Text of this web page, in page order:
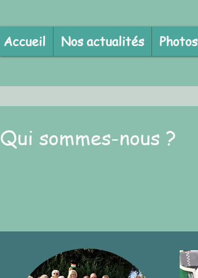
Accueil Nos actualités Photos
Qui sommes-nous ?